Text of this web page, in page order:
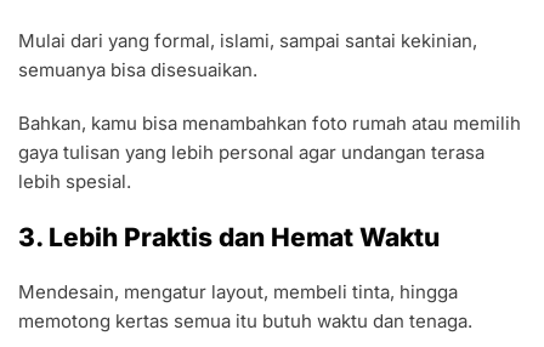
Mulai dari yang formal, islami, sampai santai kekinian,
semuanya bisa disesuaikan.
Bahkan, kamu bisa menambahkan foto rumah atau memilih
gaya tulisan yang lebih personal agar undangan terasa
lebih spesial.
3. Lebih Praktis dan Hemat Waktu
Mendesain, mengatur layout, membeli tinta, hingga
memotong kertas semua itu butuh waktu dan tenaga.